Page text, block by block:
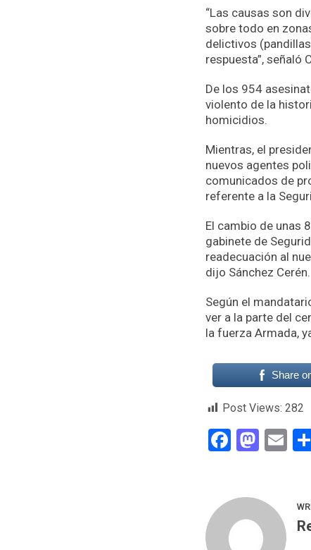
“Las causas son
sobre todo en
delictivos
respuesta”, señaló
De los 954
violento de la
homicidios.
Mientras, el
nuevos agentes
comunicados de
referente a la
El cambio de unas
gabinete de
readecuación al
dijo Sánchez Cerén.
Según el
ver a la parte del
la fuerza Armada,
Share
Post Views: 282